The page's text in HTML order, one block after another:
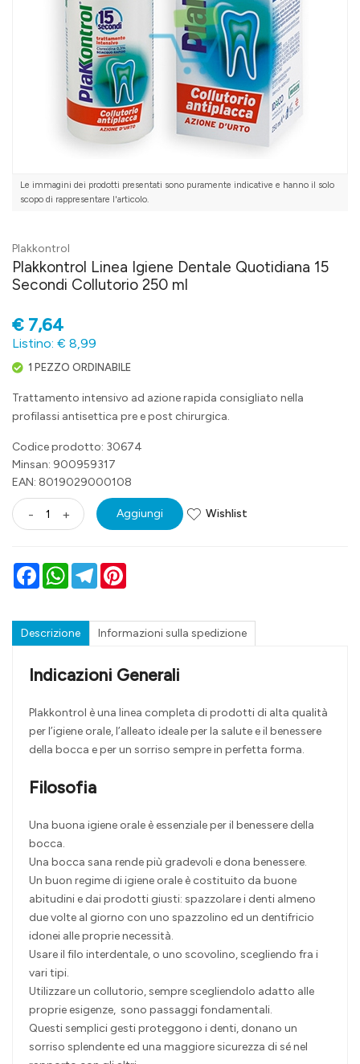
Le immagini dei prodotti presentati sono puramente indicative e hanno il solo
scopo di rappresentare l'articolo.
Plakkontrol
Plakkontrol Linea Igiene Dentale Quotidiana 15
Secondi Collutorio 250 ml
€ 7,64
Listino: € 8,99
1 PEZZO ORDINABILE
Trattamento intensivo ad azione rapida consigliato nella
profilassi antisettica pre e post chirurgica.
Codice prodotto: 30674
Minsan: 900959317
EAN: 8019029000108
- + Aggiungi Wishlist
FacebookWhatsAppTelegram
Descrizione Informazioni sulla spedizione
Indicazioni Generali
Plakkontrol è una linea completa di prodotti di alta qualità
per l’igiene orale, l’alleato ideale per la salute e il benessere
della bocca e per un sorriso sempre in perfetta forma.
Filosofia
Una buona igiene orale è essenziale per il benessere della
bocca.
Una bocca sana rende più gradevoli e dona benessere.
Un buon regime di igiene orale è costituito da buone
abitudini e dai prodotti giusti: spazzolare i denti almeno
due volte al giorno con uno spazzolino ed un dentifricio
idonei alle proprie necessità.
Usare il filo interdentale, o uno scovolino, scegliendo fra i
vari tipi.
Utilizzare un collutorio, sempre scegliendolo adatto alle
proprie esigenze, sono passaggi fondamentali.
Questi semplici gesti proteggono i denti, donano un
sorriso splendente ed una maggiore sicurezza di sé nel